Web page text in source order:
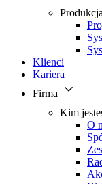
Klienci
Kariera
Firma
Kim
O